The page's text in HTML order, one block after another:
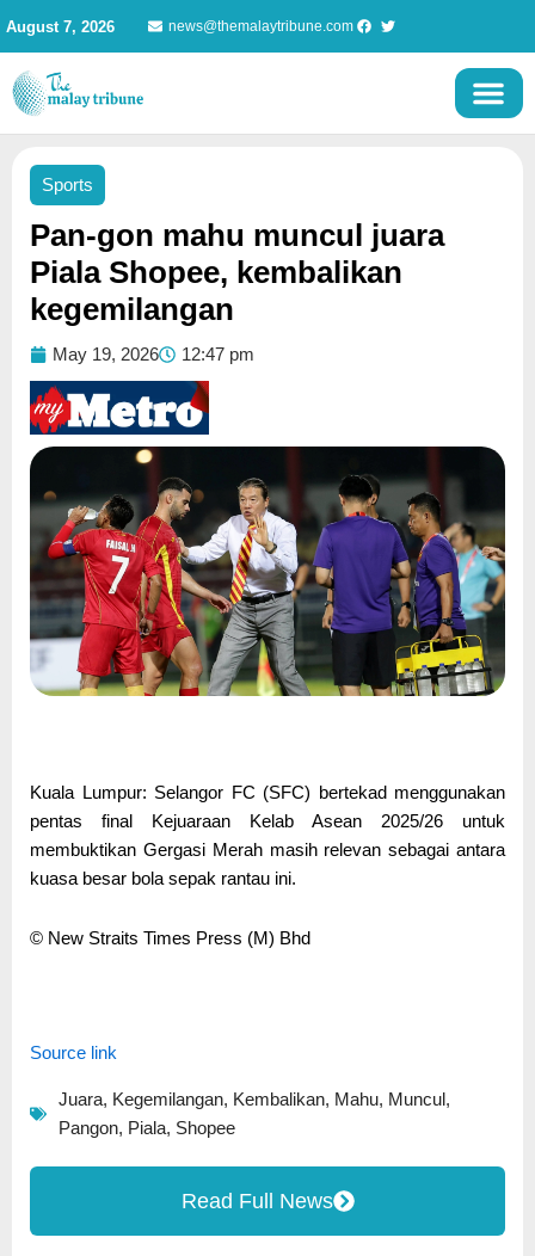
content
August 7, 2026 news@themalaytribune.com
Sports
Pan-gon mahu muncul juara
Piala Shopee, kembalikan
kegemilangan
May 19, 2026 12:47 pm
Kuala Lumpur: Selangor FC (SFC) bertekad menggunakan
pentas final Kejuaraan Kelab Asean 2025/26 untuk
membuktikan Gergasi Merah masih relevan sebagai antara
kuasa besar bola sepak rantau ini.
© New Straits Times Press (M) Bhd
Source link
Juara, Kegemilangan, Kembalikan, Mahu, Muncul ,
Pangon, Piala, Shopee
Read Full News